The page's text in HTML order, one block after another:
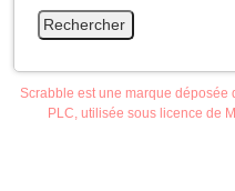
Scrabble est une marque déposée
PLC, utilisée sous licence de